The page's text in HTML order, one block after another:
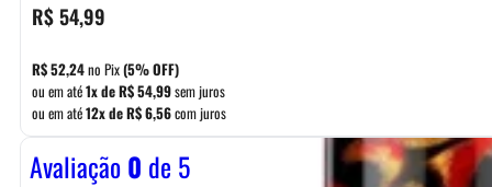
R$54,99
R$52,24no Pix(5% OFF)
ou em até1x deR$54,99sem juros
ou em até12x deR$6,56com juros
Avaliação0 de 5